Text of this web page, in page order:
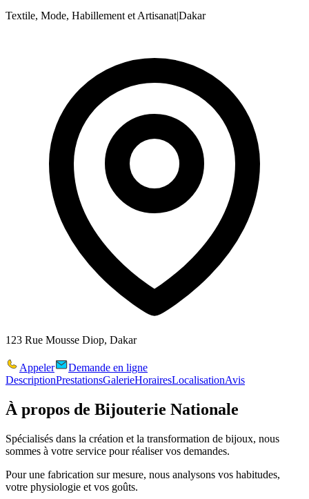
Textile, Mode, Habillement et Artisanat|Dakar
123 Rue Mousse Diop, Dakar
Appeler
Demande en ligne
DescriptionPrestationsGalerieHorairesLocalisationAvis
À propos de Bijouterie Nationale
Spécialisés dans la création et la transformation de bijoux, nous
sommes à votre service pour réaliser vos demandes.
Pour une fabrication sur mesure, nous analysons vos habitudes,
votre physiologie et vos goûts.